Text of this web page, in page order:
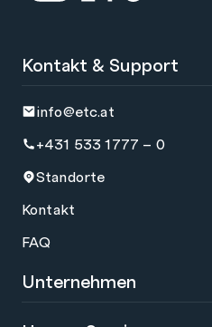
Kontakt & Support
info@etc.at
+431 533 1777 – 0
Standorte
Kontakt
FAQ
Unternehmen